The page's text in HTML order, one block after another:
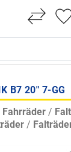
B7 20" 7-GG
Fahrräder/
/